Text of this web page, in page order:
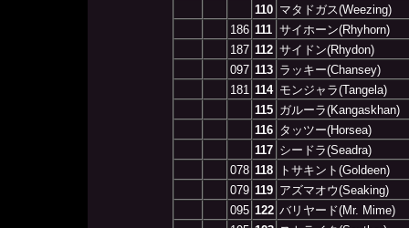
110 マタドガス(Weezing)
186 111 サイホーン(Rhyhorn)
187 112 サイドン(Rhydon)
097 113 ラッキー(Chansey)
181 114 モンジャラ(Tangela)
115 ガルーラ(Kangaskhan)
116 タッツー(Horsea)
117 シードラ(Seadra)
078 118
トサキント(Goldeen)
079 119 アズマオウ(Seaking)
095 122 バリヤード(Mr. Mime)